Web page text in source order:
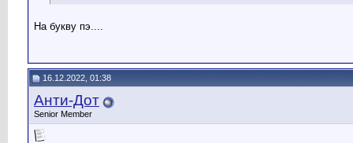
На букву пэ....
16.12.2022, 01:38
Анти-Дот
Senior Member